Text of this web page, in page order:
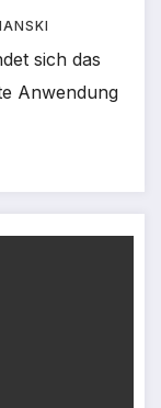
sich das
Anwendung